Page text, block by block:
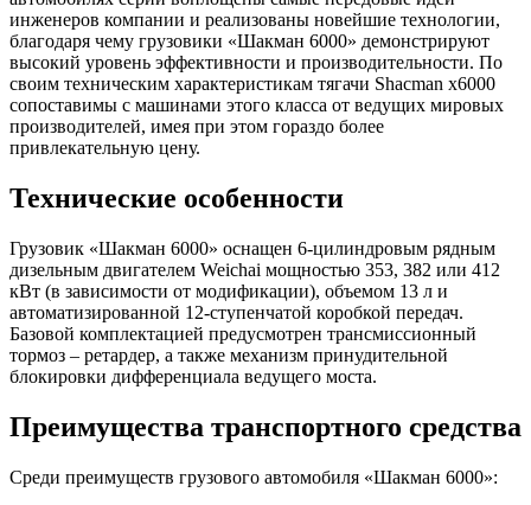
инженеров компании и реализованы новейшие технологии,
благодаря чему грузовики «Шакман 6000» демонстрируют
высокий уровень эффективности и производительности. По
своим техническим характеристикам тягачи Shacman x6000
сопоставимы с машинами этого класса от ведущих мировых
производителей, имея при этом гораздо более
привлекательную цену.
Технические особенности
Грузовик «Шакман 6000» оснащен 6-цилиндровым рядным
дизельным двигателем Weichai мощностью 353, 382 или 412
кВт (в зависимости от модификации), объемом 13 л и
автоматизированной 12-ступенчатой коробкой передач.
Базовой комплектацией предусмотрен трансмиссионный
тормоз – ретардер, а также механизм принудительной
блокировки дифференциала ведущего моста.
Преимущества транспортного средства
Среди преимуществ грузового автомобиля «Шакман 6000»: